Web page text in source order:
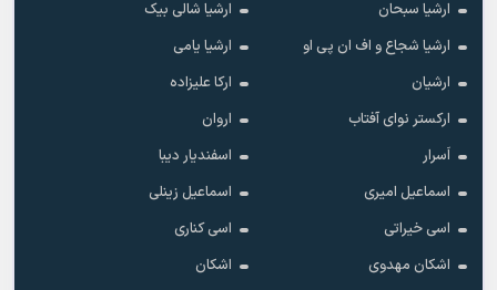
ارشیا سبحان
ارشیا شالی بیک
ارشیا شجاع و اف ان پی او
ارشیا یامی
ارشیان
ارکا علیزاده
ارکستر نوای آفتاب
اروان
اَسرار
اسفندیار دیبا
اسماعیل امیری
اسماعیل زینلی
اسی خیراتی
اسی کناری
اشکان مهدوى
اشکان